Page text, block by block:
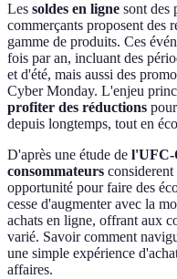
Les soldes en ligne sont des
commerçants proposent des
gamme de produits. Ces
fois par an, incluant des
et d'été, mais aussi des
Cyber Monday. L'enjeu
profiter des réductions
depuis longtemps, tout en
D'après une étude de l'UFC-
consommateurs considerent
opportunité pour faire des
cesse d'augmenter avec la
achats en ligne, offrant aux
varié. Savoir comment
une simple expérience
affaires.